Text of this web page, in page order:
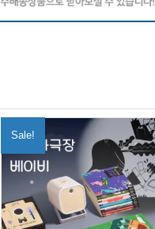
Sale!